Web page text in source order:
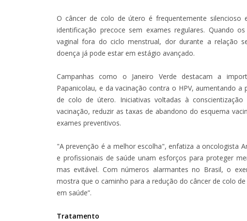
O câncer de colo de útero é frequentemente silencioso
identificação precoce sem exames regulares. Quando
vaginal fora do ciclo menstrual, dor durante a relação
doença já pode estar em estágio avançado.
Campanhas como o Janeiro Verde destacam a
Papanicolau, e da vacinação contra o HPV, aumentando
de colo de útero. Iniciativas voltadas à
vacinação, reduzir as taxas de abandono do esquema
exames preventivos.
"A prevenção é a melhor escolha", enfatiza a oncologista
e profissionais de saúde unam esforços para proteger
mas evitável. Com números alarmantes no Brasil, o
mostra que o caminho para a redução do câncer de colo
em saúde”.
Tratamento